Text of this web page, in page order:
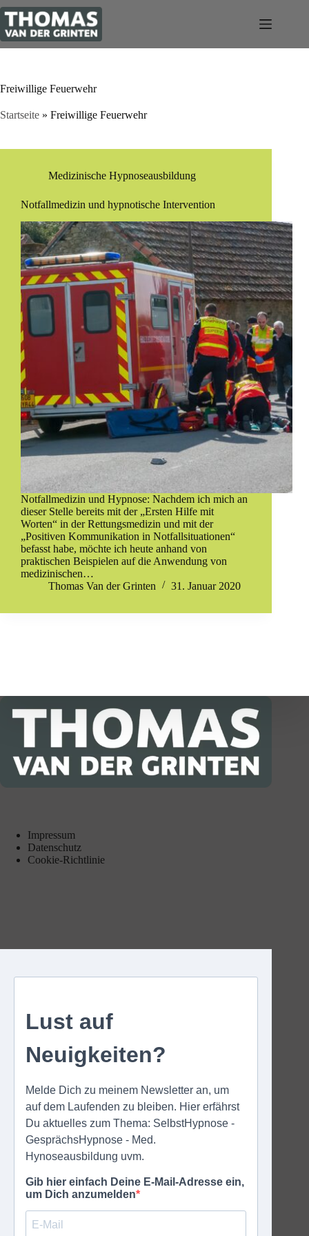
Zum
Inhalt
springen
Freiwillige Feuerwehr
Startseite » Freiwillige Feuerwehr
Medizinische Hypnoseausbildung
Notfallmedizin und hypnotische Intervention
Notfallmedizin und Hypnose: Nachdem ich mich an
dieser Stelle bereits mit der „Ersten Hilfe mit
Worten“ in der Rettungsmedizin und mit der
„Positiven Kommunikation in Notfallsituationen“
befasst habe, möchte ich heute anhand von
praktischen Beispielen auf die Anwendung von
medizinischen…
Thomas Van der Grinten
31. Januar 2020
Impressum
Datenschutz
Cookie-Richtlinie